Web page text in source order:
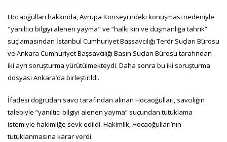
Hocaoğulları hakkında, Avrupa Konseyi'ndeki konuşması nedeniyle
"yanıltıcı bilgiyi alenen yayma" ve “halkı kin ve düşmanlığa tahrik”
suçlamasından İstanbul Cumhuriyet Başsavcılığı Terör Suçları Bürosu
ve Ankara Cumhuriyet Başsavcılığı Basın Suçları Bürosu tarafından
iki ayrı soruşturma yürütülmekteydi. Daha sonra bu iki soruşturma
dosyası Ankara’da birleştirildi.
İfadesi doğrudan savcı tarafından alınan Hocaoğulları, savcılığın
talebiyle “yanıltıcı bilgiyi alenen yayma” suçundan tutuklama
istemiyle hakimliğe sevk edildi. Hakimlik, Hocaoğulları’nın
tutuklanmasına karar verdi.